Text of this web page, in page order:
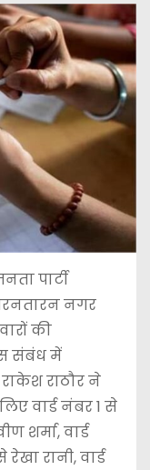
पार्टी
नगर
की
संबंध में
राठौर ने
वार्ड नंबर 1 से
शर्मा, वार्ड
रानी, वार्ड